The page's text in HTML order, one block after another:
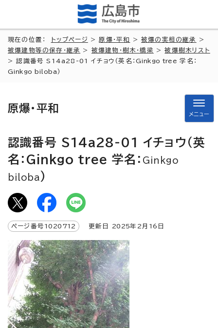
現在の位置： トップページ >原爆・平和 >被爆の実相の継承
>
被爆建物等の保存・継承
> 被爆建物・樹木・橋梁 >被爆樹木リスト
> 認識番号 S14a28-01 イチョウ（英名： Ginkgo tree 学名：
Ginkgo biloba ）
原爆・平和
メニュー
認識番号 S14a28-01 イチョウ（英
名： Ginkgo tree 学名： Ginkgo
biloba ）
ページ番号 1020712 更新日 2025年2月 16 日